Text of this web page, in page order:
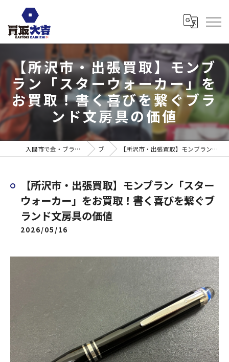
【所沢市・出張買取】モンブ
ラン「スターウォーカー」を
お買取！書く喜びを繋ぐブラ
ンド文房具の価値
入間市で金・ブランド売るなら買取大吉 ウエスタ武蔵藤沢店 ブログ 【所沢市・出張買取】モンブラン「スターウォーカー」をお買取！書く喜びを繋ぐブランド文房具の価値
【所沢市・出張買取】モンブラン「スター
ウォーカー」をお買取！書く喜びを繋ぐブ
ランド文房具の価値
2026/05/16